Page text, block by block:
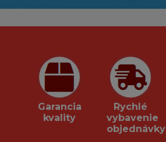
Garancia
kvality
Rychlé
vybavenie
objednávky